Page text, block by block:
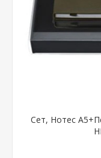
Сет, Нотес